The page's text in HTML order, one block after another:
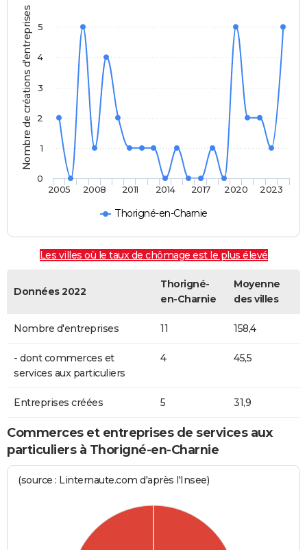
Nombre de créations d'entreprises
Thorigné-en-Charnie
2005 2008 2011 2014 2017 2020 2023
0
1
2
3
4
5
Les villes où le taux de chômage est le plus élevé
Données 2022
Thorigné-
en-Charnie
Moyenne
des villes
Nombre d'entreprises 11 158,4
- dont commerces et
services aux particuliers
4 45,5
Entreprises créées 5 31,9
Commerces et entreprises de services aux
particuliers à Thorigné-en-Charnie
(source : Linternaute.com d'après l'Insee)